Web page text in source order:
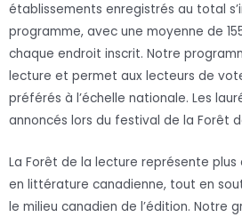
établissements enregistrés au total
programme, avec une moyenne de
chaque endroit inscrit. Notre
lecture et permet aux lecteurs de
préférés à l’échelle nationale. Les
annoncés lors du festival de la Forêt
La Forêt de la lecture représente plus
en littérature canadienne, tout en
le milieu canadien de l’édition. Notre